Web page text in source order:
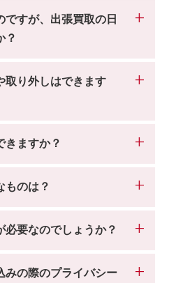
すが、出張買取の日
？
取り外しはできます
きますか？
ものは？
必要なのでしょうか？
みの際のプライバシー